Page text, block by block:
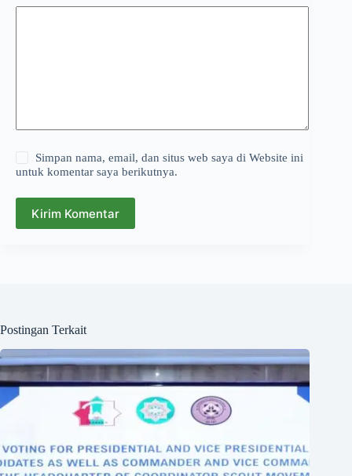
Simpan nama, email, dan situs web saya di Website ini
untuk komentar saya berikutnya.
Kirim Komentar
Postingan Terkait